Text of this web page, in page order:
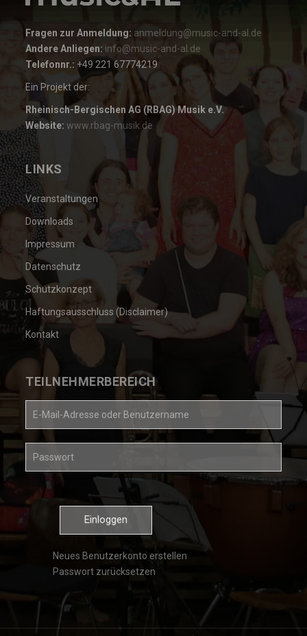
Fragen zur Anmeldung: anmeldung@music-and-al.de
Andere Anliegen: info@music-and-al.de
Telefonnr.: +49 221 67774219
Ein Projekt der:
Rheinisch-Bergischen AG (RBAG) Musik e.V.
Website: www.rbag-musik.de
LINKS
Veranstaltungen
Downloads
Impressum
Datenschutz
Schutzkonzept
Haftungsausschluss (Disclaimer)
Kontakt
TEILNEHMERBEREICH
E-
Kontoname
*
Passwort
Neues Benutzerkonto erstellen
Passwort zurücksetzen